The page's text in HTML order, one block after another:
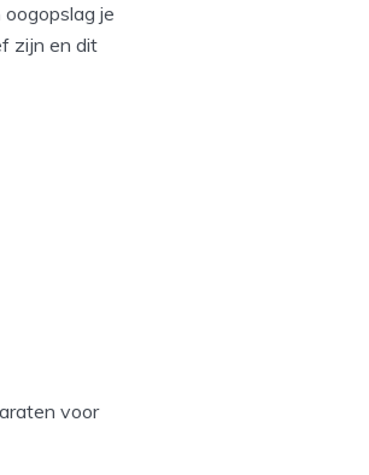
je
zijn en dit
voor